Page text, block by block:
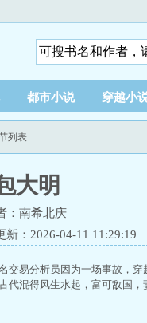
都市小说 穿越小
列表
大明
南希北庆
新：2026-04-11 11:29:19
交易分析员因为一场事故，
代混得风生水起，富可敌国，